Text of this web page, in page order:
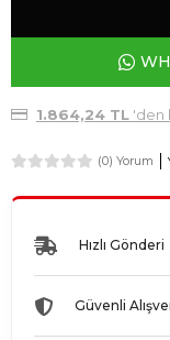
1.864,24 TL'den
(0) Yorum
Hızlı Gönderi
Güvenli